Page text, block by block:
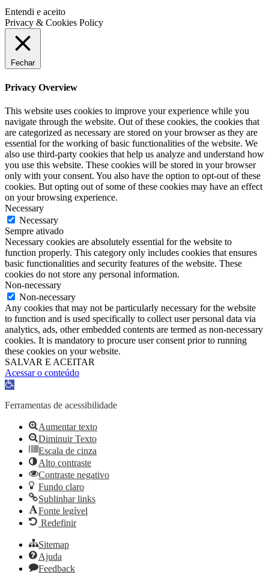
Entendi e aceito
Privacy & Cookies Policy
Fechar
Privacy Overview
This website uses cookies to improve your experience while you
navigate through the website. Out of these cookies, the cookies that
are categorized as necessary are stored on your browser as they are
essential for the working of basic functionalities of the website. We
also use third-party cookies that help us analyze and understand how
you use this website. These cookies will be stored in your browser
only with your consent. You also have the option to opt-out of these
cookies. But opting out of some of these cookies may have an effect
on your browsing experience.
Necessary
Necessary
Sempre ativado
Necessary cookies are absolutely essential for the website to
function properly. This category only includes cookies that ensures
basic functionalities and security features of the website. These
cookies do not store any personal information.
Non-necessary
Non-necessary
Any cookies that may not be particularly necessary for the website
to function and is used specifically to collect user personal data via
analytics, ads, other embedded contents are termed as non-necessary
cookies. It is mandatory to procure user consent prior to running
these cookies on your website.
SALVAR E ACEITAR
Acessar o conteúdo
Abrir
barra
ferramentas
Ferramentas de acessibilidade
Aumentar texto
Diminuir Texto
Escala de cinza
Alto contraste
Contraste negativo
Fundo claro
Sublinhar links
Fonte legível
Redefinir
Sitemap
Ajuda
Feedback